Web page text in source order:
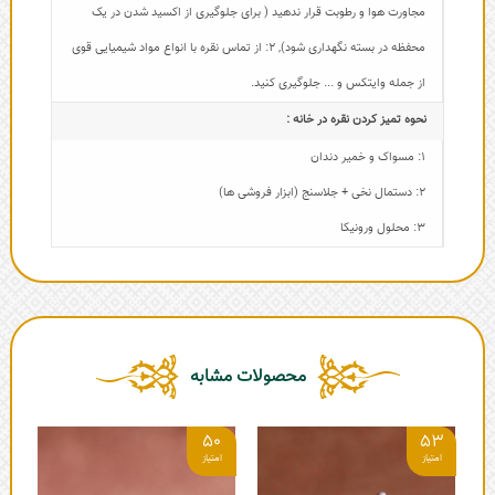
مجاورت هوا و رطوبت قرار ندهید ( برای جلوگیری از اکسید شدن در یک
محفظه در بسته نگهداری شود), 2: از تماس نقره با انواع مواد شیمیایی قوی
از جمله وایتکس و ... جلوگیری کنید.
نحوه تمیز کردن نقره در خانه :
1: مسواک و خمیر دندان
2: دستمال نخی + جلاسنج (ابزار فروشی ها)
3: محلول ورونیکا
محصولات مشابه
53
50